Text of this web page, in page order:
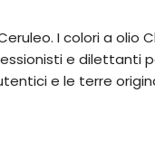
I colori a olio
e dilettanti
e le terre